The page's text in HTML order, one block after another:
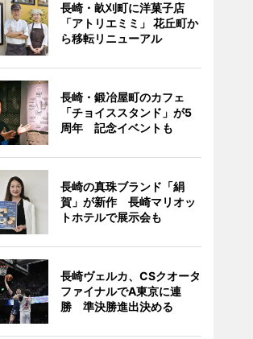
長崎・畝刈町に洋菓子店
「アトリエミミ」 花丘町か
ら移転リニューアル
長崎・鍛冶屋町のカフェ
「チョイススタンド」が5
周年 記念イベントも
長崎の真珠ブランド「絹
賀」が新作 長崎マリオッ
トホテルで展示会も
長崎ヴェルカ、CSクオータ
ファイナルでA東京に連
勝 準決勝進出決める